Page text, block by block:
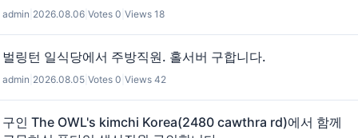
admin 2026.08.06| Votes 0 Views 18
벌링턴 일식당에서 주방직원. 홀서버 구합니다.
admin 2026.08.05| Votes 0 Views 42
구인 The OWL's kimchi Korea(2480 cawthra rd)에서 함께